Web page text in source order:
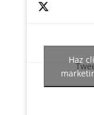
Haz